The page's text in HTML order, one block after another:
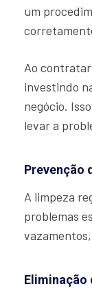
um
Ao
investindo
negócio.
levar a
Prevenção
A limpeza
problemas
Eliminação